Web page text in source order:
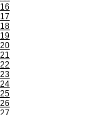
16
17
18
19
20
21
22
23
24
25
26
27